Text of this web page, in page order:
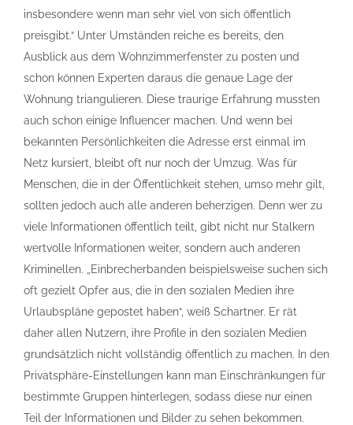
insbesondere wenn man sehr viel von sich öffentlich
preisgibt.“ Unter Umständen reiche es bereits, den
Ausblick aus dem Wohnzimmerfenster zu posten und
schon können Experten daraus die genaue Lage der
Wohnung triangulieren. Diese traurige Erfahrung mussten
auch schon einige Influencer machen. Und wenn bei
bekannten Persönlichkeiten die Adresse erst einmal im
Netz kursiert, bleibt oft nur noch der Umzug. Was für
Menschen, die in der Öffentlichkeit stehen, umso mehr gilt,
sollten jedoch auch alle anderen beherzigen. Denn wer zu
viele Informationen öffentlich teilt, gibt nicht nur Stalkern
wertvolle Informationen weiter, sondern auch anderen
Kriminellen. „Einbrecherbanden beispielsweise suchen sich
oft gezielt Opfer aus, die in den sozialen Medien ihre
Urlaubspläne gepostet haben“, weiß Schartner. Er rät
daher allen Nutzern, ihre Profile in den sozialen Medien
grundsätzlich nicht vollständig öffentlich zu machen. In den
Privatsphäre-Einstellungen kann man Einschränkungen für
bestimmte Gruppen hinterlegen, sodass diese nur einen
Teil der Informationen und Bilder zu sehen bekommen.